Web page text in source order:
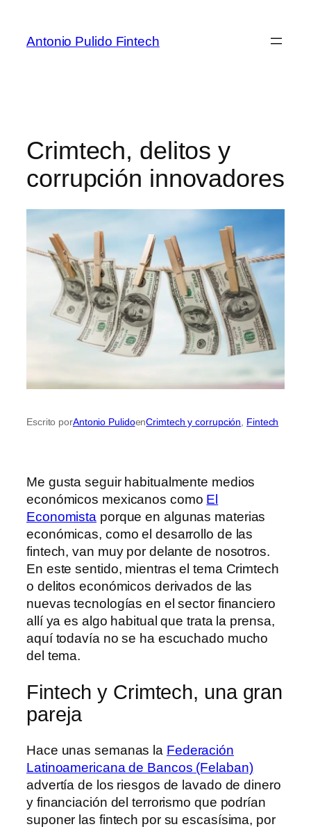
Antonio Pulido Fintech
Crimtech, delitos y
corrupción innovadores
Escrito porAntonio PulidoenCrimtech y corrupción, Fintech
Me gusta seguir habitualmente medios
económicos mexicanos como El
Economista porque en algunas materias
económicas, como el desarrollo de las
fintech, van muy por delante de nosotros.
En este sentido, mientras el tema Crimtech
o delitos económicos derivados de las
nuevas tecnologías en el sector financiero
allí ya es algo habitual que trata la prensa,
aquí todavía no se ha escuchado mucho
del tema.
Fintech y Crimtech, una gran
pareja
Hace unas semanas la Federación
Latinoamericana de Bancos (Felaban)
advertía de los riesgos de lavado de dinero
y financiación del terrorismo que podrían
suponer las fintech por su escasísima, por